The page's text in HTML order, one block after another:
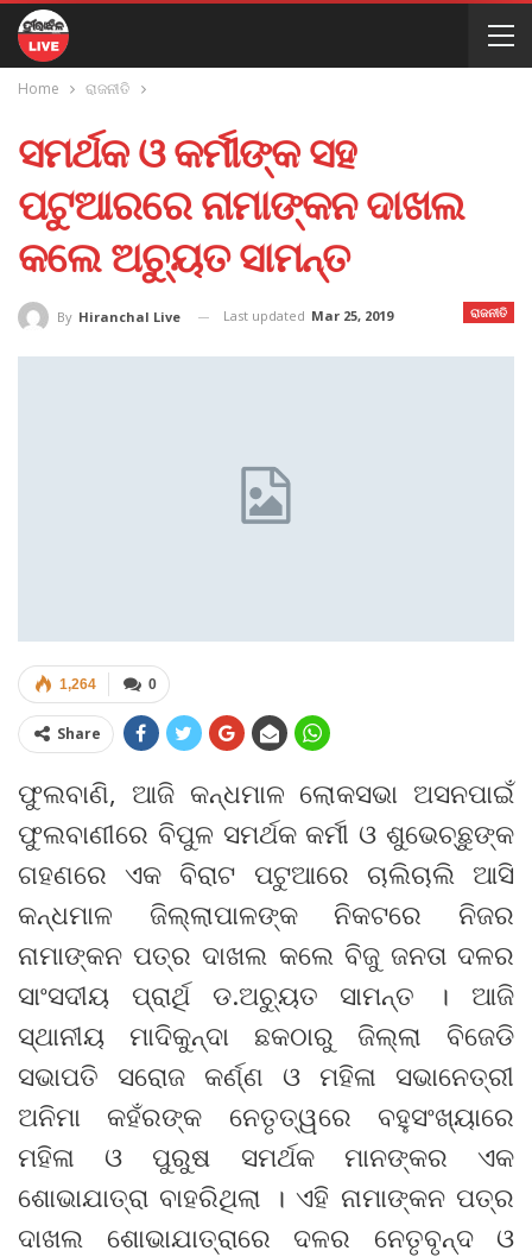
Home ରାଜନୀତି
ସମର୍ଥକ ଓ କର୍ମୀଙ୍କ ସହ
ପଟୁଆରରେ ନାମାଙ୍କନ ଦାଖଲ
କଲେ ଅଚ୍ୟୁତ ସାମନ୍ତ
ରାଜନୀତି
By Hiranchal Live Last updated Mar 25, 2019
0
1,264
Share
ଫୁଲବାଣି, ଆଜି କନ୍ଧମାଳ ଲୋକସଭା ଅସନପାଇଁ
ଫୁଲବାଣୀରେ ବିପୁଳ ସମର୍ଥକ କର୍ମୀ ଓ ଶୁଭେଚ୍ଛୁଙ୍କ
ଗହଣରେ ଏକ ବିରାଟ ପଟୁଆରେ ଚାଲିଚାଲି ଆସି
କନ୍ଧମାଳ ଜିଲ୍ଲାପାଳଙ୍କ ନିକଟରେ ନିଜର
ନାମାଙ୍କନ ପତ୍ର ଦାଖଲ କଲେ ବିଜୁ ଜନତା ଦଳର
ସାଂସଦୀୟ ପ୍ରାର୍ଥି ଡ.ଅଚ୍ୟୁତ ସାମନ୍ତ । ଆଜି
ସ୍ଥାନୀୟ ମାଦିକୁନ୍ଦା ଛକଠାରୁ ଜିଲ୍ଲା ବିଜେଡି
ସଭାପତି ସରୋଜ କର୍ଣ୍ଣ ଓ ମହିଳା ସଭାନେତ୍ରୀ
ଅନିମା କହଁରଙ୍କ ନେତୃତ୍ୱରେ ବହୁସଂଖ୍ୟାରେ
ମହିଳା ଓ ପୁରୁଷ ସମର୍ଥକ ମାନଙ୍କର ଏକ
ଶୋଭାଯାତ୍ରା ବାହରିଥିଲା । ଏହି ନାମାଙ୍କନ ପତ୍ର
ଦାଖଲ ଶୋଭାଯାତ୍ରାରେ ଦଳର ନେତୃବୃନ୍ଦ ଓ